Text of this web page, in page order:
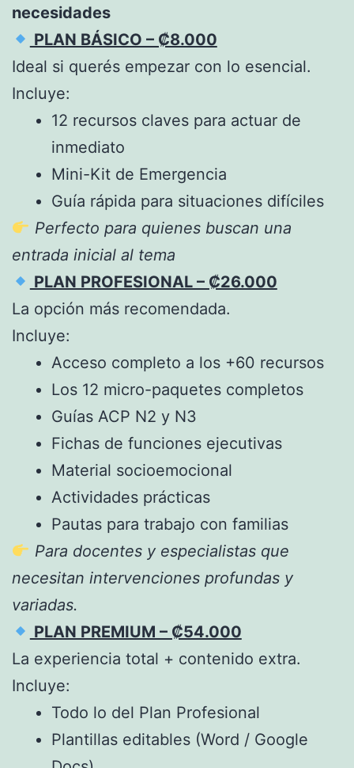
necesidades
PLAN BÁSICO – ₡8.000
Ideal si querés empezar con lo esencial.
Incluye:
12 recursos claves para actuar de
inmediato
Mini-Kit de Emergencia
Guía rápida para situaciones difíciles
Perfecto para quienes buscan una
entrada inicial al tema
PLAN PROFESIONAL – ₡26.000
La opción más recomendada.
Incluye:
Acceso completo a los +60 recursos
Los 12 micro-paquetes completos
Guías ACP N2 y N3
Fichas de funciones ejecutivas
Material socioemocional
Actividades prácticas
Pautas para trabajo con familias
Para docentes y especialistas que
necesitan intervenciones profundas y
variadas.
PLAN PREMIUM – ₡54.000
La experiencia total + contenido extra.
Incluye:
Todo lo del Plan Profesional
Plantillas editables (Word / Google